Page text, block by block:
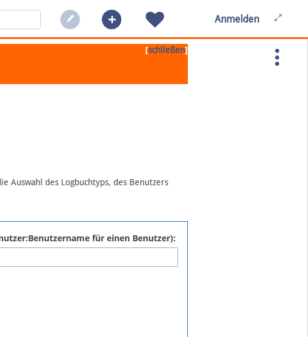
Anmelden
[schließen]
Auswahl des Logbuchtyps, des Benutzers
für einen Benutzer):